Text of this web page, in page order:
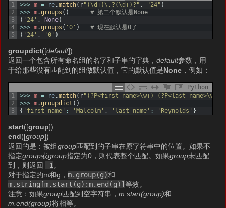
1
2
3
4
5
>>> m = re.match( r"(\d+)\.?(\d+)?" , "24" )
>>> m.groups ( )
# 第二个默认是None
( '24' , None)
>>> m.groups ( '0' )
# 现在默认是0了
( '24' , '0' )
groupdict([default])
返回一个包含所有命名组的名字和子串的字典，default参数，用
于给那些没有匹配到的组做默认值，它的默认值是None ，例如：
Python
1
2
3
>>> m = re.match( r"(?P<first_name>\w+) (?P<last_name>\w+)"
>>> m.groupdict ( )
{ 'first_name' : 'Malcolm' , 'last_name' : 'Reynolds' }
start([group])
end([group])
返回的是：被组group匹配到的子串在原字符串中的位置。如果不
指定group或group指定为0，则代表整个匹配。如果group未匹配
到，则返回 -1 。
对于指定的m和g，m.group(g)和
m.string[m.start(g):m.end(g)]等效。
注意：如果group匹配到空字符串，m.start(group)和
m.end(group)将相等。